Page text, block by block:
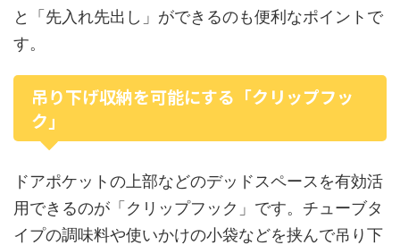
と「先入れ先出し」ができるのも便利なポイントで
す。
吊り下げ収納を可能にする「クリップフッ
ク」
ドアポケットの上部などのデッドスペースを有効活
用できるのが「クリップフック」です。チューブタ
イプの調味料や使いかけの小袋などを挟んで吊り下